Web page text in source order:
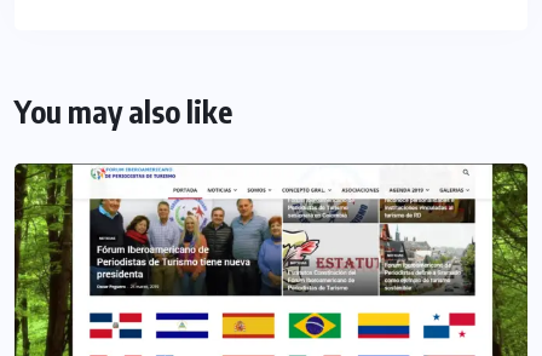
You may also like